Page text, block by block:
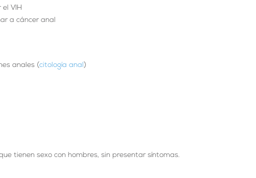
VIH
a cáncer anal
anales (citología anal)
tienen sexo con hombres, sin presentar síntomas.